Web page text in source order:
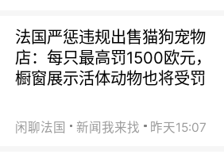
法国严惩违规出售猫狗宠物
店：每只最高罚1500欧元，
橱窗展示活体动物也将受罚
闲聊法国 新闻我来找 昨天15:07